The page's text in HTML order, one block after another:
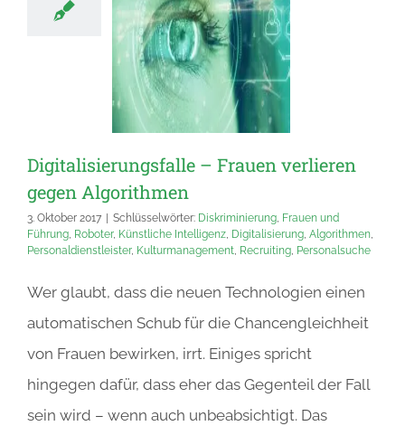
Digitalisierungsfalle – Frauen verlieren
gegen Algorithmen
3. Oktober 2017 Schlüsselwörter: Diskriminierung, Frauen und
Führung, Roboter, Künstliche Intelligenz, Digitalisierung, Algorithmen,
Personaldienstleister, Kulturmanagement, Recruiting, Personalsuche
Wer glaubt, dass die neuen Technologien einen
automatischen Schub für die Chancengleichheit
von Frauen bewirken, irrt. Einiges spricht
hingegen dafür, dass eher das Gegenteil der Fall
sein wird – wenn auch unbeabsichtigt. Das